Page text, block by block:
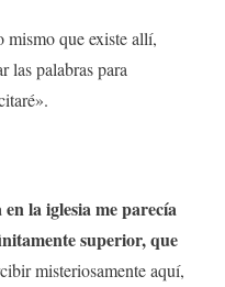
mismo que existe allí,
las palabras para
la iglesia me parecía
superior, que
misteriosamente aquí,